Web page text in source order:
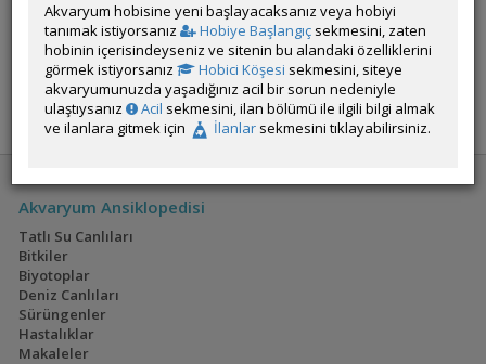
YANIT YAZ FAVORİ
1 2
Akvaryum Ansiklopedisi
Tatlı Su Canlıları
Bitkiler
Biyotoplar
Deniz Canlıları
Sürüngenler
Hastalıklar
Makaleler
Akvaryum hobisine yeni başlayacaksanız veya hobiyi
tanımak istiyorsanız
Hobiye Başlangıç sekmesini, zaten
hobinin içerisindeyseniz ve sitenin bu alandaki özelliklerini
görmek istiyorsanız
Hobici Köşesi sekmesini, siteye
akvaryumunuzda yaşadığınız acil bir sorun nedeniyle
ulaştıysanız
Acil sekmesini, ilan bölümü ile ilgili bilgi almak
ve ilanlara gitmek için
İlanlar sekmesini tıklayabilirsiniz.